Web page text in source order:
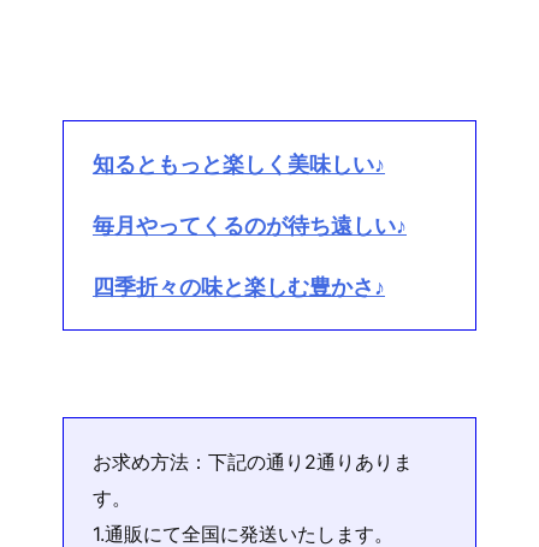
知るともっと楽しく美味しい♪
毎月やってくるのが待ち遠しい♪
四季折々の味と楽しむ豊かさ♪
お求め方法：下記の通り2通りありま
す。
1.通販にて全国に発送いたします。